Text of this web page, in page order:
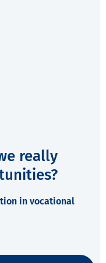
really
in vocational